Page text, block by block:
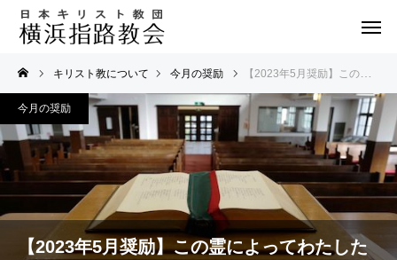
キリスト教について 今月の奨励 【2023年5月奨励】この霊によってわたしたちは『アッバ、父よ』と呼ぶのです
【2023年5月奨励】この霊によってわたした
今月の奨励